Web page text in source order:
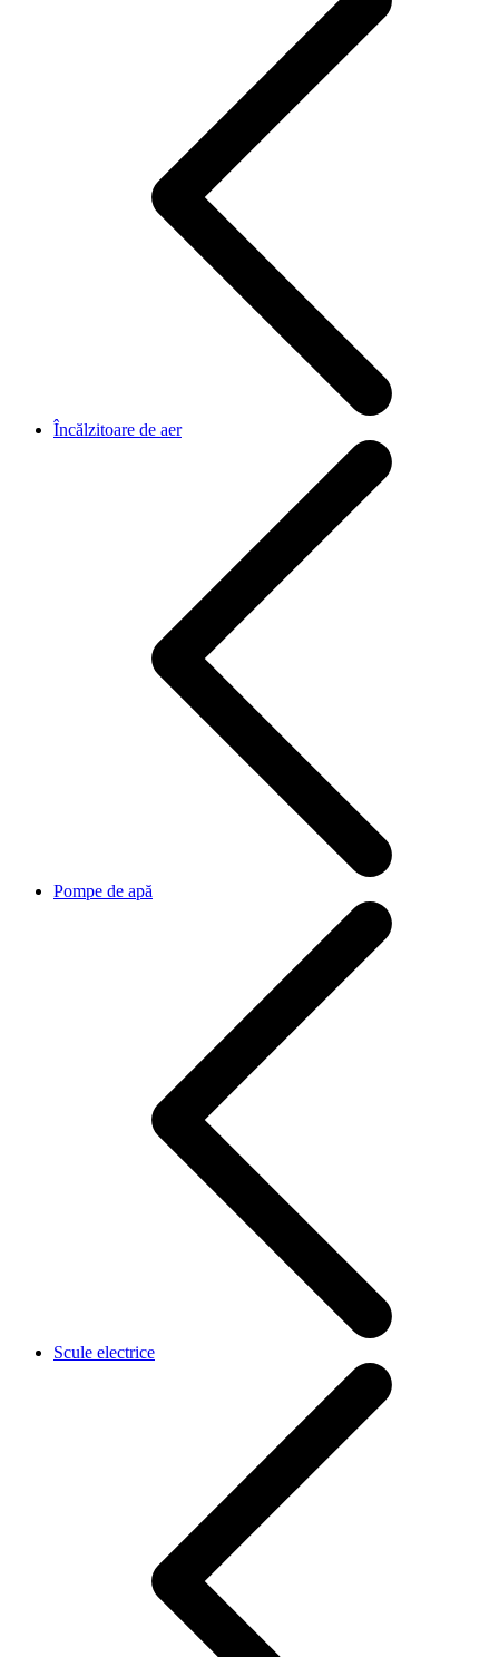
Încălzitoare de aer
Pompe de apă
Scule electrice